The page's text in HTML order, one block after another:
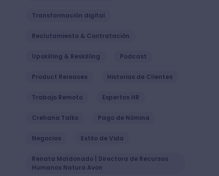
Transformación digital
Reclutamiento & Contratación
Upskilling & Reskilling Podcast
Product Releases Historias de Clientes
Trabajo Remoto Expertos HR
Crehana Talks Pago de Nómina
Negocios Estilo de Vida
Renata Maldonado | Directora de Recursos
Humanos Natura Avon